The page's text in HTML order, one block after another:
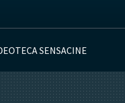
SENSACINE